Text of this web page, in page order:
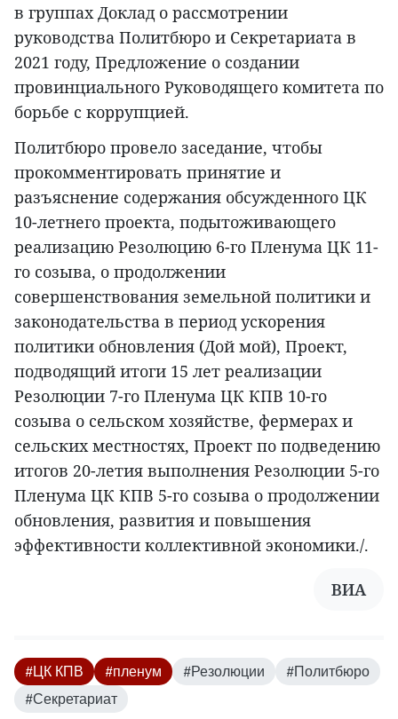
в группах Доклад о рассмотрении
руководства Политбюро и Секретариата в
2021 году, Предложение о создании
провинциального Руководящего комитета по
борьбе с коррупцией.
Политбюро провело заседание, чтобы
прокомментировать принятие и
разъяснение содержания обсужденного ЦК
10-летнего проекта, подытоживающего
реализацию Резолюцию 6-го Пленума ЦК 11-
го созыва, о продолжении
совершенствования земельной политики и
законодательства в период ускорения
политики обновления (Дой мой), Проект,
подводящий итоги 15 лет реализации
Резолюции 7-го Пленума ЦК КПВ 10-го
созыва о сельском хозяйстве, фермерах и
сельских местностях, Проект по подведению
итогов 20-летия выполнения Резолюции 5-го
Пленума ЦК КПВ 5-го созыва о продолжении
обновления, развития и повышения
эффективности коллективной экономики./.
ВИА
#ЦК КПВ #пленум #Резолюции
#Политбюро
#Секретариат